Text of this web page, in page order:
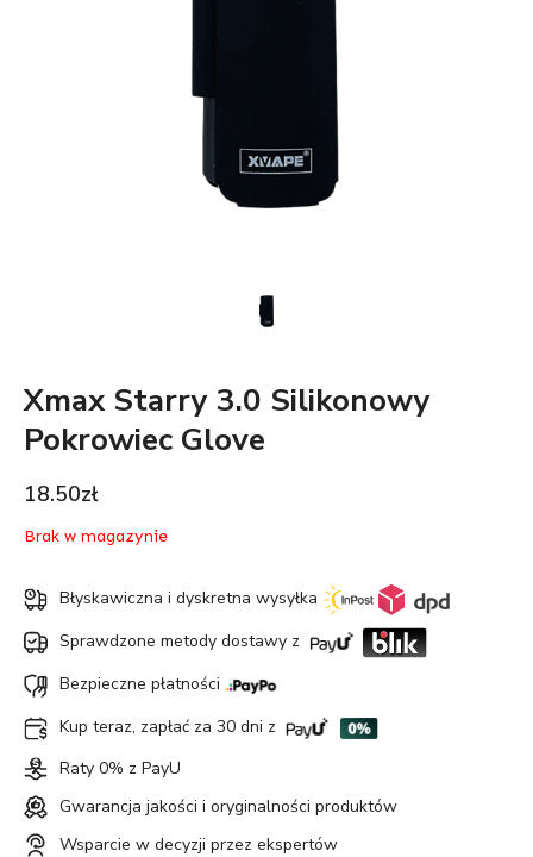
Xmax Starry 3.0 Silikonowy
Pokrowiec Glove
18.50zł
Brak w magazynie
Błyskawiczna i dyskretna wysyłka
Sprawdzone metody dostawy z
Bezpieczne płatności
Kup teraz, zapłać za 30 dni z
Raty 0% z PayU
Gwarancja jakości i oryginalności produktów
Wsparcie w decyzji przez ekspertów